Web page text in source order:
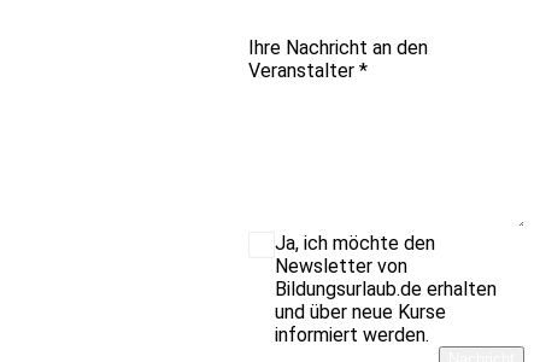
Ihre Nachricht an den
Veranstalter *
Ja, ich möchte den
Newsletter von
Bildungsurlaub.de erhalten
und über neue Kurse
informiert werden.